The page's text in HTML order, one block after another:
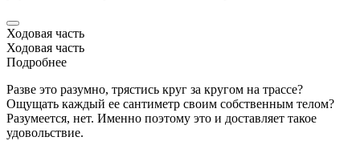
Ходовая часть
Ходовая часть
Подробнее
Разве это разумно, трястись круг за кругом на трассе?
Ощущать каждый ее сантиметр своим собственным телом?
Разумеется, нет. Именно поэтому это и доставляет такое
удовольствие.